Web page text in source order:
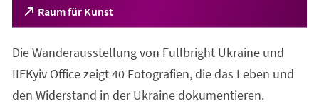
Raum für Kunst
(Öffnet
in
neuen
Tab)
Die Wanderausstellung von Fullbright Ukraine und
IIEKyiv Office zeigt 40 Fotografien, die das Leben und
den Widerstand in der Ukraine dokumentieren.